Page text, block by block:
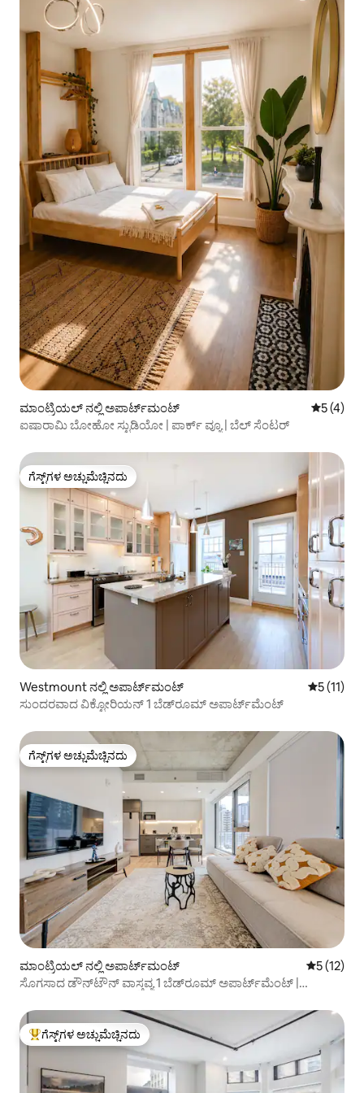
ಮಾಂಟ್ರಿಯಲ್ ನಲ್ಲಿ ಅಪಾರ್ಟ್‌ಮಂಟ್ 5 ರಲ್ಲಿ 5
5 (4)
ಐಷಾರಾಮಿ ಬೋಹೋ ಸ್ಟುಡಿಯೋ | ಪಾರ್ಕ್ ವ್ಯೂ | ಬೆಲ್ ಸೆಂಟರ್
ಗೆಸ್ಟ್‌ಗಳ ಅಚ್ಚುಮೆಚ್ಚಿನದು
ಗೆಸ್ಟ್‌ಗಳ ಅಚ್ಚುಮೆಚ್ಚಿನದು
Westmount ನಲ್ಲಿ ಅಪಾರ್ಟ್‌ಮಂಟ್ 5 ರಲ್ಲಿ 5
5 (11)
ಸುಂದರವಾದ ವಿಕ್ಟೋರಿಯನ್ 1 ಬೆಡ್‌ರೂಮ್ ಅಪಾರ್ಟ್‌ಮೆಂಟ್
ಗೆಸ್ಟ್‌ಗಳ ಅಚ್ಚುಮೆಚ್ಚಿನದು
ಗೆಸ್ಟ್‌ಗಳ ಅಚ್ಚುಮೆಚ್ಚಿನದು
ಮಾಂಟ್ರಿಯಲ್ ನಲ್ಲಿ ಅಪಾರ್ಟ್‌ಮಂಟ್ 5 ರಲ್ಲಿ 5
5 (12)
ಸೊಗಸಾದ ಡೌನ್‌ಟೌನ್ ವಾಸ್ತವ್ಯ 1 ಬೆಡ್‌ರೂಮ್ ಅಪಾರ್ಟ್‌ಮೆಂಟ್ |
ಗೆಸ್ಟ್‌ಗಳಿಗೆ ಅತಿ ಹೆಚ್ಚು ಅಚ್ಚುಮೆಚ್ಚಿನದು
ಗೆಸ್ಟ್‌ಗಳ ಅಚ್ಚುಮೆಚ್ಚಿನದು